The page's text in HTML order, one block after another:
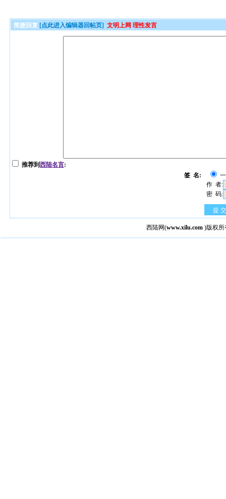
简捷回复 [点此进入编辑器回帖页] 文明上网 理性发言
推荐到西陆名言:
签 名:
作 者:
密 码:
提 交
西陆网(www.xilu.com )版权